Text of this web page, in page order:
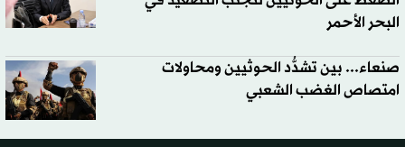
البحر الأحمر
صنعاء... بين تشدُّد الحوثيين ومحاولات
امتصاص الغضب الشعبي